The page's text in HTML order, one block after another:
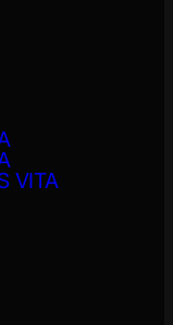
VITA